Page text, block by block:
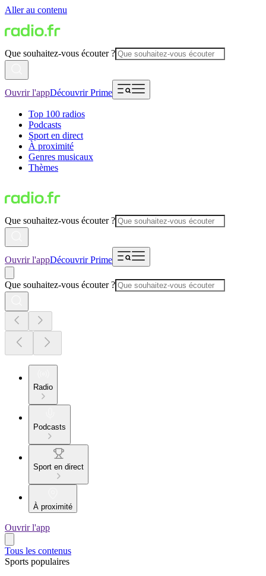
Aller au contenu
Que souhaitez-vous écouter ?
Ouvrir l'appDécouvrir Prime
Top 100 radios
Podcasts
Sport en direct
À proximité
Genres musicaux
Thèmes
Que souhaitez-vous écouter ?
Ouvrir l'appDécouvrir Prime
Que souhaitez-vous écouter ?
Radio
Podcasts
Sport en direct
À proximité
Ouvrir l'app
Tous les contenus
Sports populaires